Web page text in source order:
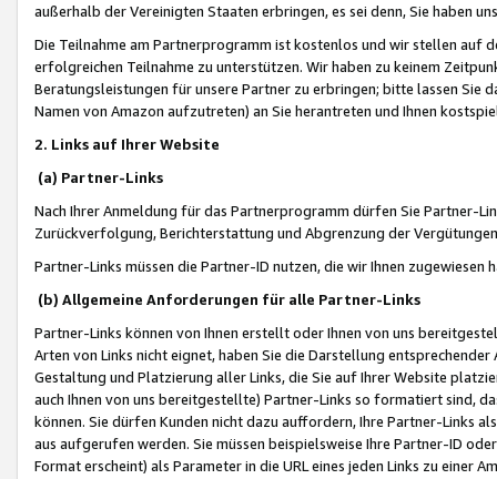
außerhalb der Vereinigten Staaten erbringen, es sei denn, Sie haben
Die Teilnahme am Partnerprogramm ist kostenlos und wir stellen auf
erfolgreichen Teilnahme zu unterstützen. Wir haben zu keinem
Beratungsleistungen für unsere Partner zu erbringen; bitte lassen Sie
Namen von Amazon aufzutreten) an Sie herantreten und Ihnen
2. Links auf Ihrer Website
(a) Partner-Links
Nach Ihrer Anmeldung für das Partnerprogramm dürfen Sie Partner-
Zurückverfolgung, Berichterstattung und Abgrenzung der
Partner-Links müssen die Partner-ID nutzen, die wir Ihnen zugewiesen
(b) Allgemeine Anforderungen für alle Partner-Links
Partner-Links können von Ihnen erstellt oder Ihnen von uns
Arten von Links nicht eignet, haben Sie die Darstellung
Gestaltung und Platzierung aller Links, die Sie auf Ihrer Website
auch Ihnen von uns bereitgestellte) Partner-Links so formatiert sind,
können. Sie dürfen Kunden nicht dazu auffordern, Ihre Partner-Links
aus aufgerufen werden. Sie müssen beispielsweise Ihre Partner-ID
Format erscheint) als Parameter in die URL eines jeden Links zu einer